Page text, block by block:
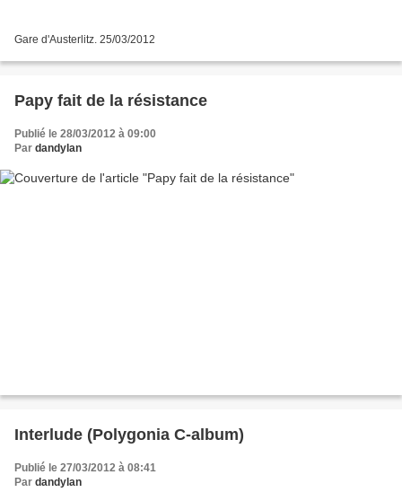
Gare d'Austerlitz. 25/03/2012
Papy fait de la résistance
Publié le 28/03/2012 à 09:00
Par dandylan
Interlude (Polygonia C-album)
Publié le 27/03/2012 à 08:41
Par dandylan